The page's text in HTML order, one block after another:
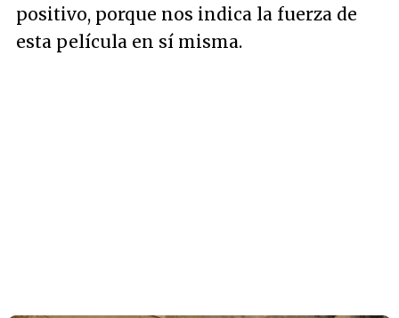
positivo, porque nos indica la fuerza de
esta película en sí misma.